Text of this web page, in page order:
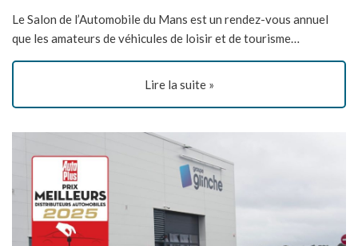
Le Salon de l’Automobile du Mans est un rendez-vous annuel
que les amateurs de véhicules de loisir et de tourisme…
Lire la suite »